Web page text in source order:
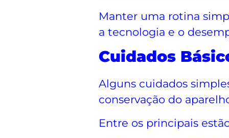
Manter uma rotina
a tecnologia e o
Cuidados
Alguns cuidados
conservação do
Entre os principais